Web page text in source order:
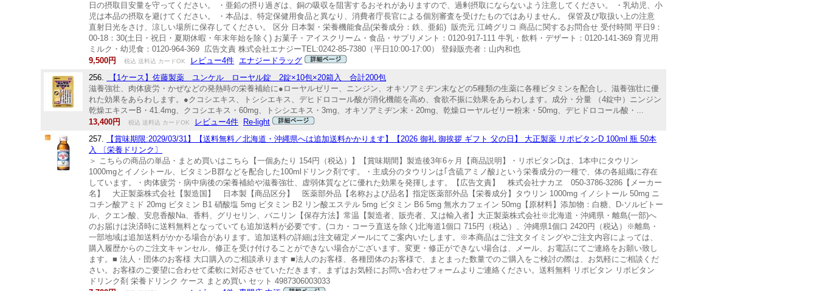
日の摂取目安量を守ってください。 ・亜鉛の摂り過ぎは、銅の吸収を阻害するおそれがありますので、過剰摂取にならないよう注意してください。 ・乳幼児、小
児は本品の摂取を避けてください。 ・本品は、特定保健用食品と異なり、消費者庁長官による個別審査を受けたものではありません。 保管及び取扱い上の注意
直射日光をさけ、涼しい場所に保存してください。 区分 日本製・栄養機能食品(栄養成分：鉄、亜鉛) 販売元 江崎グリコ 商品に関するお問合せ 受付時間 平日9：
00-18：30(土日・祝日・夏期休暇・年末年始を除く) お菓子・アイスクリーム・食品・サプリメント：0120-917-111 牛乳・飲料・デザート：0120-141-369 育児用
ミルク・幼児食：0120-964-369 広告文責 株式会社エナジーTEL:0242-85-7380（平日10:00-17:00） 登録販売者：山内和也
9,500円
税込 送料込 カードOK レビュー4件 エナジードラッグ
256.
【1ケース】佐藤製薬 ユンケル ローヤル錠 2錠×10包×20箱入 合計200包
滋養強壮、肉体疲労・かぜなどの発熱時の栄養補給に●ローヤルゼリー、ニンジン、オキソアミヂン末などの5種類の生薬に各種ビタミンを配合し、滋養強壮に優
れた効果をあらわします。●クコシエキス、トシシエキス、デヒドロコール酸が消化機能を高め、食欲不振に効果をあらわします。成分・分量 （4錠中）ニンジン
乾燥エキスーB・41.4mg、クコシエキス・60mg、トシシエキス・3mg、オキソアミヂン末・20mg、乾燥ローヤルゼリー粉末・50mg、デヒドロコール酸・...
13,400円
税込 送料込 カードOK レビュー4件
Re-light
257.
【賞味期限:2029/03/31】【送料無料／北海道・沖縄県へは追加送料かかります】【2026 御礼 御挨拶 ギフト 父の日】 大正製薬 リポビタンD 100ml 瓶 50本
入 〔栄養ドリンク〕
＞ こちらの商品の単品・まとめ買いはこちら【一個あたり 154円（税込）】【賞味期間】製造後3年6ヶ月【商品説明】・リポビタンDは、1本中にタウリン
1000mgとイノシトール、ビタミンB群などを配合した100mlドリンク剤です。・主成分のタウリンは｢含硫アミノ酸｣という栄養成分の一種で、体の各組織に存在
しています。・肉体疲労・病中病後の栄養補給や滋養強壮、虚弱体質などに優れた効果を発揮します。【広告文責】 株式会社ナカヱ 050-3786-3286【メーカー
名】 大正製薬株式会社【製造国】 日本製【商品区分】 医薬部外品【名称および品名】指定医薬部外品【栄養成分】タウリン 1000mg イノシトール 50mg ニ
コチン酸アミド 20mg ビタミン B1 硝酸塩 5mg ビタミン B2 リン酸エステル 5mg ビタミン B6 5mg 無水カフェイン 50mg【原材料】添加物：白糖、D-ソルビトー
ル、クエン酸、安息香酸Na、香料、グリセリン、バニリン【保存方法】常温【製造者、販売者、又は輸入者】大正製薬株式会社※北海道・沖縄県・離島(一部)へ
のお届けは決済時に送料無料となっていても追加送料が必要です。(コカ・コーラ直送を除く)北海道1個口 715円（税込）、沖縄県1個口 2420円（税込）※離島・
一部地域は追加送料がかかる場合があります。追加送料の詳細は注文確定メールにてご案内いたします。※本商品はご注文タイミングやご注文内容によっては、
購入履歴からのご注文キャンセル、修正を受け付けることができない場合がございます。変更・修正ができない場合は、メール、お電話にてご連絡をお願い致し
ます。■ 法人・団体のお客様 大口購入のご相談承ります ■法人のお客様、各種団体のお客様で、まとまった数量でのご購入をご検討の際は、お気軽にご相談くだ
さい。お客様のご要望に合わせて柔軟に対応させていただきます。まずはお気軽にお問い合わせフォームよりご連絡ください。送料無料 リポビタン リボビタン
ドリンク剤 栄養ドリンク ケース まとめ買い セット 4987306003033